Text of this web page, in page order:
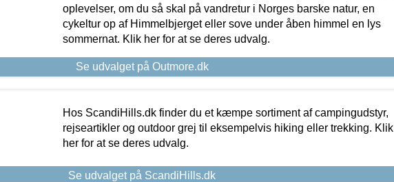
oplevelser, om du så skal på vandretur i Norges barske natur, en
cykeltur op af Himmelbjerget eller sove under åben himmel en lys
sommernat. Klik her for at se deres udvalg.
Se udvalget på Outmore.dk
Hos ScandiHills.dk finder du et kæmpe sortiment af campingudstyr,
rejseartikler og outdoor grej til eksempelvis hiking eller trekking. Klik
her for at se deres udvalg.
Se udvalget på ScandiHills.dk